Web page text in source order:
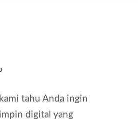
tahu Anda ingin
digital yang